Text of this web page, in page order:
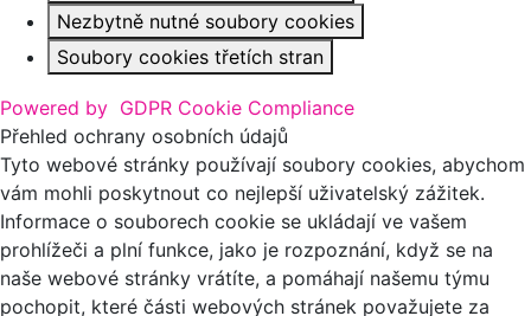
Nezbytně nutné soubory cookies
Soubory cookies třetích stran
Powered by GDPR Cookie Compliance
Přehled ochrany osobních údajů
Tyto webové stránky používají soubory cookies, abychom
vám mohli poskytnout co nejlepší uživatelský zážitek.
Informace o souborech cookie se ukládají ve vašem
prohlížeči a plní funkce, jako je rozpoznání, když se na
naše webové stránky vrátíte, a pomáhají našemu týmu
pochopit, které části webových stránek považujete za